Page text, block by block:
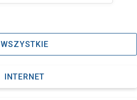
WSZYSTKIE
INTERNET